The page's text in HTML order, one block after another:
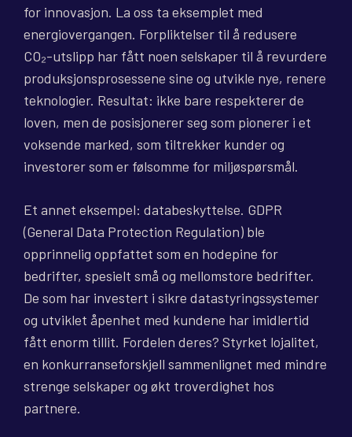
for innovasjon. La oss ta eksemplet med
energiovergangen. Forpliktelser til å redusere
CO₂-utslipp har fått noen selskaper til å revurdere
produksjonsprosessene sine og utvikle nye, renere
teknologier. Resultat: ikke bare respekterer de
loven, men de posisjonerer seg som pionerer i et
voksende marked, som tiltrekker kunder og
investorer som er følsomme for miljøspørsmål.
Et annet eksempel: databeskyttelse. GDPR
(General Data Protection Regulation) ble
opprinnelig oppfattet som en hodepine for
bedrifter, spesielt små og mellomstore bedrifter.
De som har investert i sikre datastyringssystemer
og utviklet åpenhet med kundene har imidlertid
fått enorm tillit. Fordelen deres? Styrket lojalitet,
en konkurranseforskjell sammenlignet med mindre
strenge selskaper og økt troverdighet hos
partnere.